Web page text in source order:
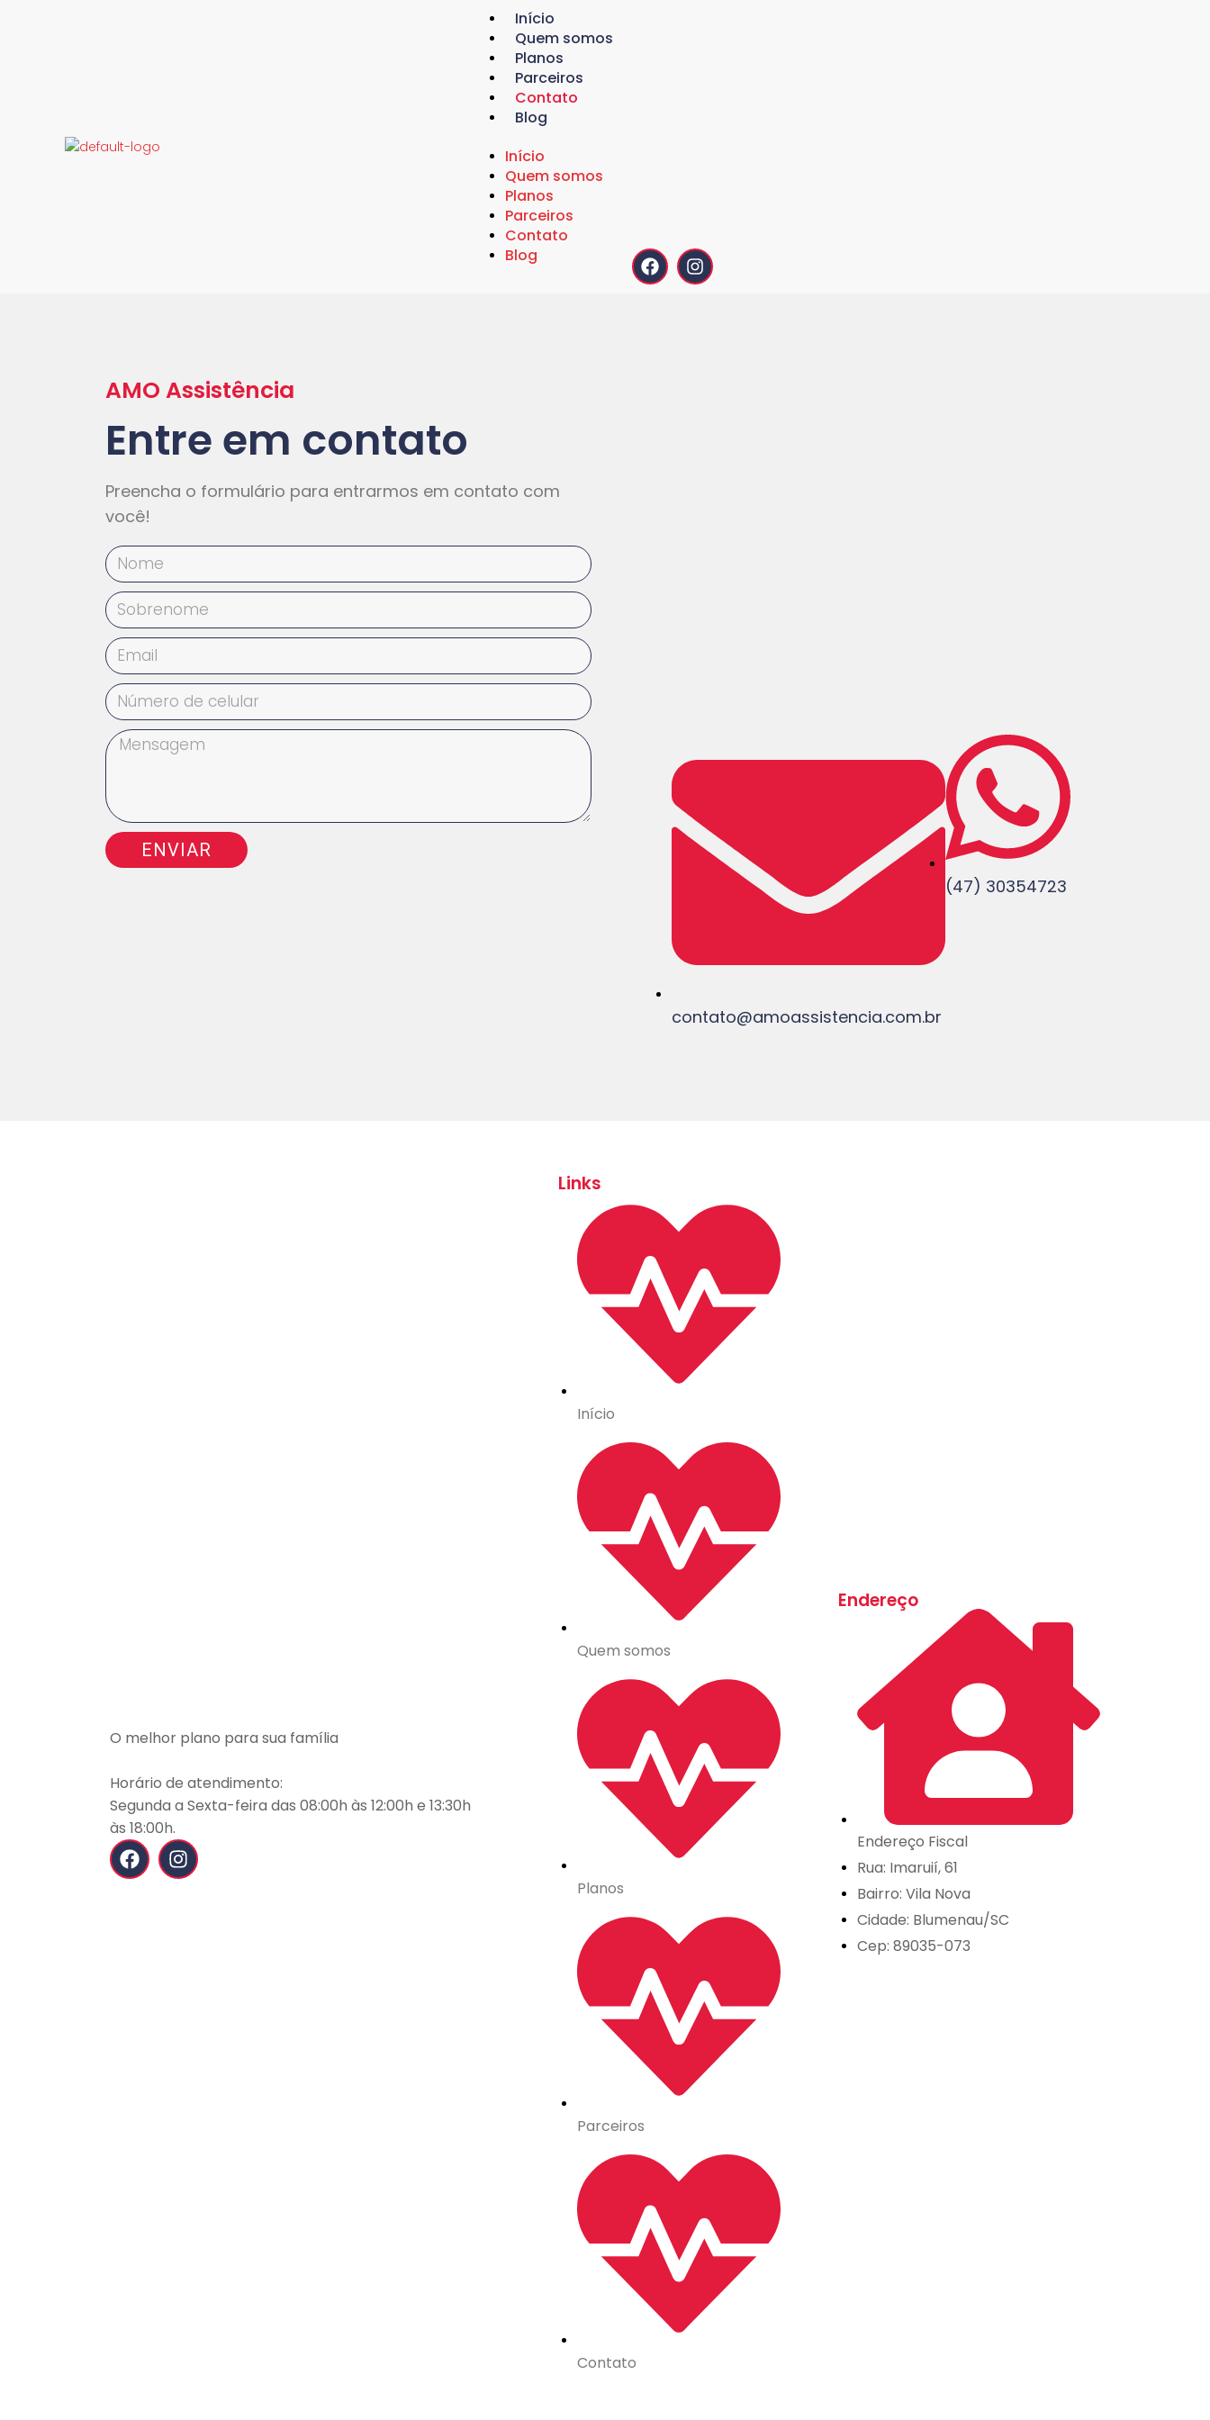
Início
Quem somos
Planos
Parceiros
Contato
Blog
Início
Quem somos
Planos
Parceiros
Contato
Blog
AMO Assistência
Entre em contato
Preencha o formulário para entrarmos em contato com
você!
ENVIAR
contato@amoassistencia.com.br
(47) 30354723
O melhor plano para sua família
Horário de atendimento:
Segunda a Sexta-feira das 08:00h às 12:00h e 13:30h
às 18:00h.
Links
Início
Quem somos
Planos
Parceiros
Contato
Endereço
Endereço Fiscal
Rua: Imaruií, 61
Bairro: Vila Nova
Cidade: Blumenau/SC
Cep: 89035-073